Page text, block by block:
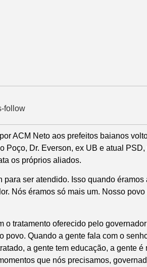
ACM Neto aos prefeitos baianos
Poço, Dr. Everson, ex UB e atual
os próprios aliados.
para ser atendido. Isso quando
Nós éramos só mais um. Nosso
o tratamento oferecido pelo
povo. Quando a gente fala com o
a gente tem educação, a gente
que nós precisamos,